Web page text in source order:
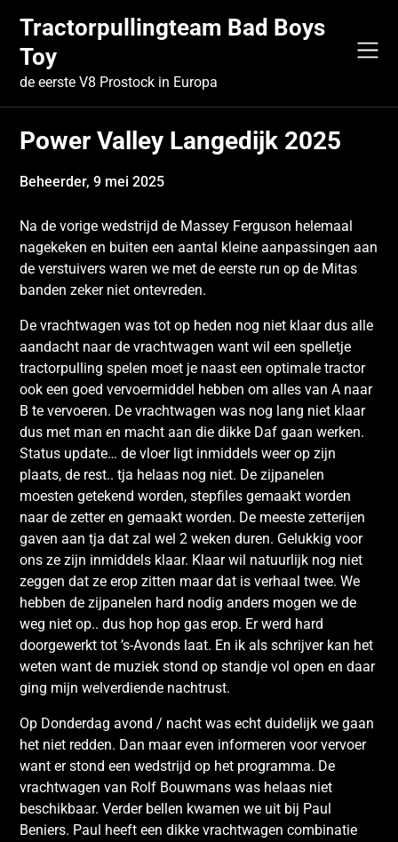
content
Tractorpullingteam Bad Boys
Toy
de eerste V8 Prostock in Europa
Power Valley Langedijk 2025
Beheerder,9 mei 2025
Na de vorige wedstrijd de Massey Ferguson helemaal
nagekeken en buiten een aantal kleine aanpassingen aan
de verstuivers waren we met de eerste run op de Mitas
banden zeker niet ontevreden.
De vrachtwagen was tot op heden nog niet klaar dus alle
aandacht naar de vrachtwagen want wil een spelletje
tractorpulling spelen moet je naast een optimale tractor
ook een goed vervoermiddel hebben om alles van A naar
B te vervoeren. De vrachtwagen was nog lang niet klaar
dus met man en macht aan die dikke Daf gaan werken.
Status update… de vloer ligt inmiddels weer op zijn
plaats, de rest.. tja helaas nog niet. De zijpanelen
moesten getekend worden, stepfiles gemaakt worden
naar de zetter en gemaakt worden. De meeste zetterijen
gaven aan tja dat zal wel 2 weken duren. Gelukkig voor
ons ze zijn inmiddels klaar. Klaar wil natuurlijk nog niet
zeggen dat ze erop zitten maar dat is verhaal twee. We
hebben de zijpanelen hard nodig anders mogen we de
weg niet op.. dus hop hop gas erop. Er werd hard
doorgewerkt tot ’s-Avonds laat. En ik als schrijver kan het
weten want de muziek stond op standje vol open en daar
ging mijn welverdiende nachtrust.
Op Donderdag avond / nacht was echt duidelijk we gaan
het niet redden. Dan maar even informeren voor vervoer
want er stond een wedstrijd op het programma. De
vrachtwagen van Rolf Bouwmans was helaas niet
beschikbaar. Verder bellen kwamen we uit bij Paul
Beniers. Paul heeft een dikke vrachtwagen combinatie